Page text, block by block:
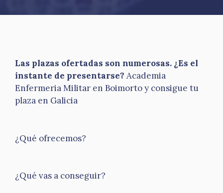
Las plazas ofertadas son numerosas. ¿Es el
instante de presentarse? Academia
Enfermeria Militar en Boimorto y consigue tu
plaza en Galicia
¿Qué ofrecemos?
¿Qué vas a conseguir?